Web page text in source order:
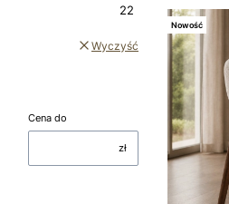
22
Wyczyść
Cena do
zł
Nowość